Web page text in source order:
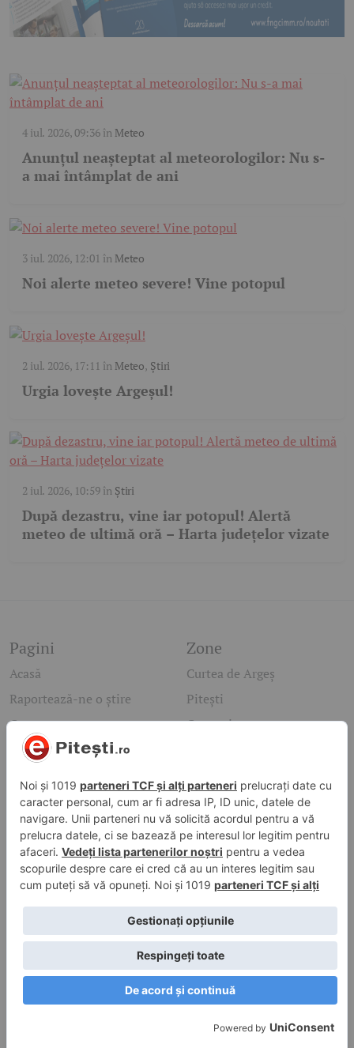
4 iul. 2026, 09:36în Meteo
Anunțul neașteptat al meteorologilor: Nu s-
a mai întâmplat de ani
3 iul. 2026, 12:01 în Meteo
Noi alerte meteo severe! Vine potopul
2 iul. 2026, 17:11 în Meteo, Știri
Urgia lovește Argeșul!
2 iul. 2026, 10:59în Știri
După dezastru, vine iar potopul! Alertă
meteo de ultimă oră – Harta județelor vizate
Pagini
Acasă
Raportează-ne o știre
Contact
Politică de confidențialitate
Zone
Curtea de Argeș
Pitești
Costești
Cele mai căutate subiecte
Pitesti
accident
Arges
mioveni
Caută rapid știrile care te interesează
Găsește cele mai recente știri, evenimente și subiecte de
interes din orașul tău. Introdu un cuvânt-cheie și descoperă